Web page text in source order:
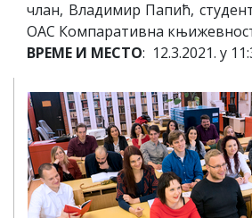
члан, Владимир Папић,
ОАС Компаративна
ВРЕМЕ И МЕСТО: 12.3.2021. у